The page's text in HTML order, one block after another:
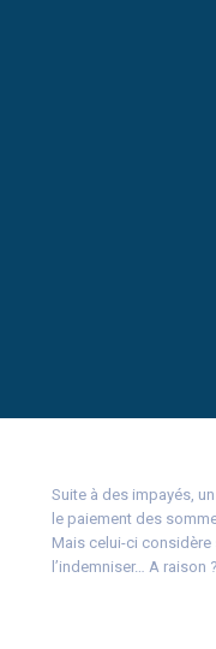
Suite à des impayés,
le paiement des
Mais celui-ci
l’indemniser… A raison ?